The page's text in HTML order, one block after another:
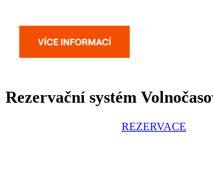
Rezervační systém
REZERVACE